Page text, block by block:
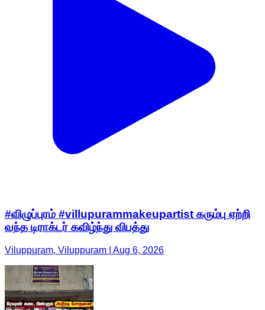
#விழுப்புரம் #villupurammakeupartist கரும்பு ஏற்றி
வந்த டிராக்டர் கவிழ்ந்து விபத்து
Viluppuram, Viluppuram | Aug 6, 2026